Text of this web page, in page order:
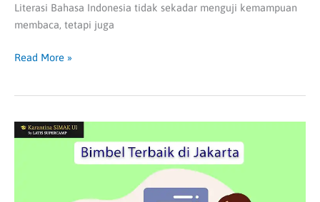
Literasi Bahasa Indonesia tidak sekadar menguji kemampuan
membaca, tetapi juga
Read More »
Bimbel